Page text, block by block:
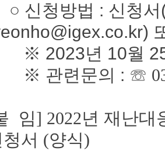
신청방법 : 신청서
2023년 10월 25
관련문의 : ☏
임] 2022년 재난대
청서 (양식)